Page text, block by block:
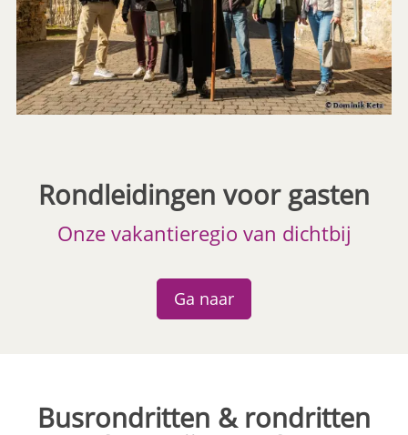
Rondleidingen voor gasten
Onze vakantieregio van dichtbij
Ga naar
Busrondritten & rondritten